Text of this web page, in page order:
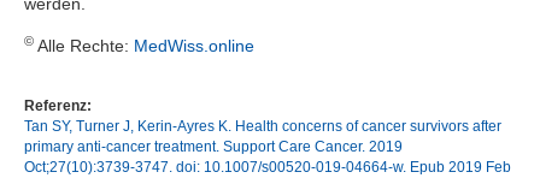
© Alle Rechte: MedWiss.online
Referenz:
Tan SY, Turner J, Kerin-Ayres K. Health concerns of cancer survivors after
primary anti-cancer treatment. Support Care Cancer. 2019
Oct;27(10):3739-3747. doi: 10.1007/s00520-019-04664-w. Epub 2019 Feb